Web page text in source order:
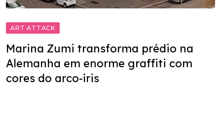
ART ATTACK
Marina Zumi transforma prédio na
Alemanha em enorme graffiti com
cores do arco-íris